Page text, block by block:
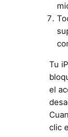
Tu
el
clic